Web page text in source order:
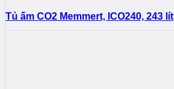
Tủ ấm CO2 Memmert, ICO240, 243 lít